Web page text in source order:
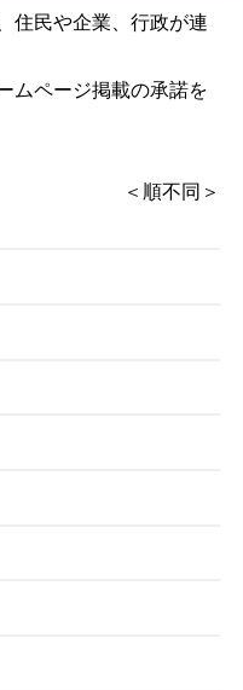
住民や企業、行政が連
ムページ掲載の承諾を
＜順不同＞